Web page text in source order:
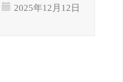
2025年12月12日